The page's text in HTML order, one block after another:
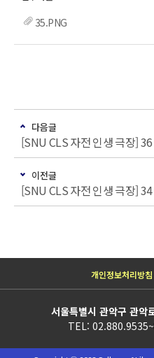
35.PNG
다음글
이전글
개인정보처리방침
서울특별시 관악구 관악
TEL: